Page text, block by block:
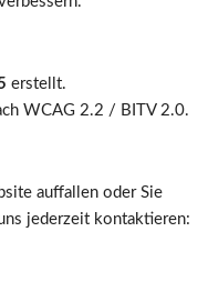
erstellt.
WCAG 2.2 / BITV 2.0.
auffallen oder Sie
jederzeit kontaktieren: